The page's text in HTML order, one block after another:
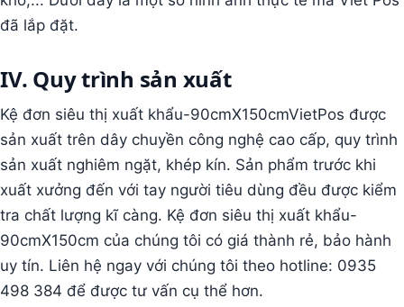
đã lắp đặt.
IV. Quy trình sản xuất
Kệ đơn siêu thị xuất khẩu-90cmX150cmVietPos được
sản xuất trên dây chuyền công nghệ cao cấp, quy trình
sản xuất nghiêm ngặt, khép kín. Sản phẩm trước khi
xuất xưởng đến với tay người tiêu dùng đều được kiểm
tra chất lượng kĩ càng. Kệ đơn siêu thị xuất khẩu-
90cmX150cm của chúng tôi có giá thành rẻ, bảo hành
uy tín. Liên hệ ngay với chúng tôi theo hotline: 0935
498 384 để được tư vấn cụ thể hơn.